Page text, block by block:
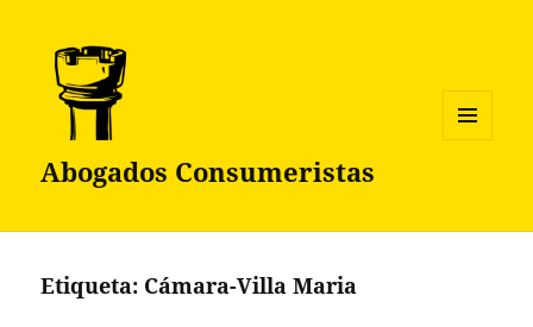
Abogados Consumeristas
Etiqueta: Cámara-Villa Maria